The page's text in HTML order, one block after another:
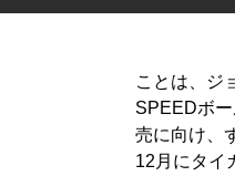
ことは、ジ
SPEEDボ
売に向け、
12月にタイ